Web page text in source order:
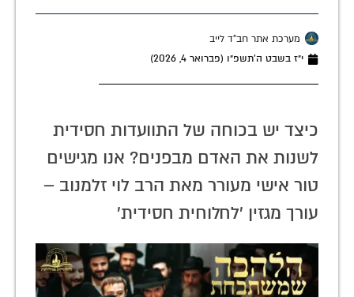
מערכת אתר חב"ד לייב
י״ז בשבט ה׳תשפ״ו (פברואר 4, 2026)
כיצד יש בכוחה של התוועדות חסידית
לשנות את האדם מבפנים? אנו מגישים
טור אישי מעורר מאת הרב לוי זלמנוב –
עורך מגזין 'לחלוחית חסידית'